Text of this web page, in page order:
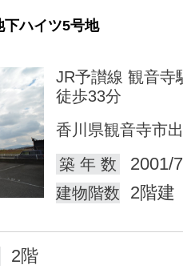
下ハイツ5号地
JR予讃線 観音寺
徒歩33分
香川県観音寺市
築 年 数
2001/
建物階数 2階建
2階